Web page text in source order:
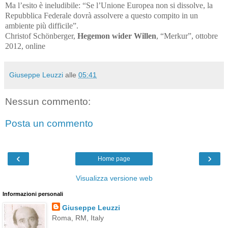
Ma l’esito è ineludibile: “Se l’Unione Europea non si dissolve, la
Repubblica Federale dovrà assolvere a questo compito in un
ambiente più difficile”.
Christof Schönberger, Hegemon wider Willen, “Merkur”, ottobre
2012, online
Giuseppe Leuzzi alle 05:41
Nessun commento:
Posta un commento
‹ ›
Home page
Visualizza versione web
Informazioni personali
Giuseppe Leuzzi
Roma, RM, Italy